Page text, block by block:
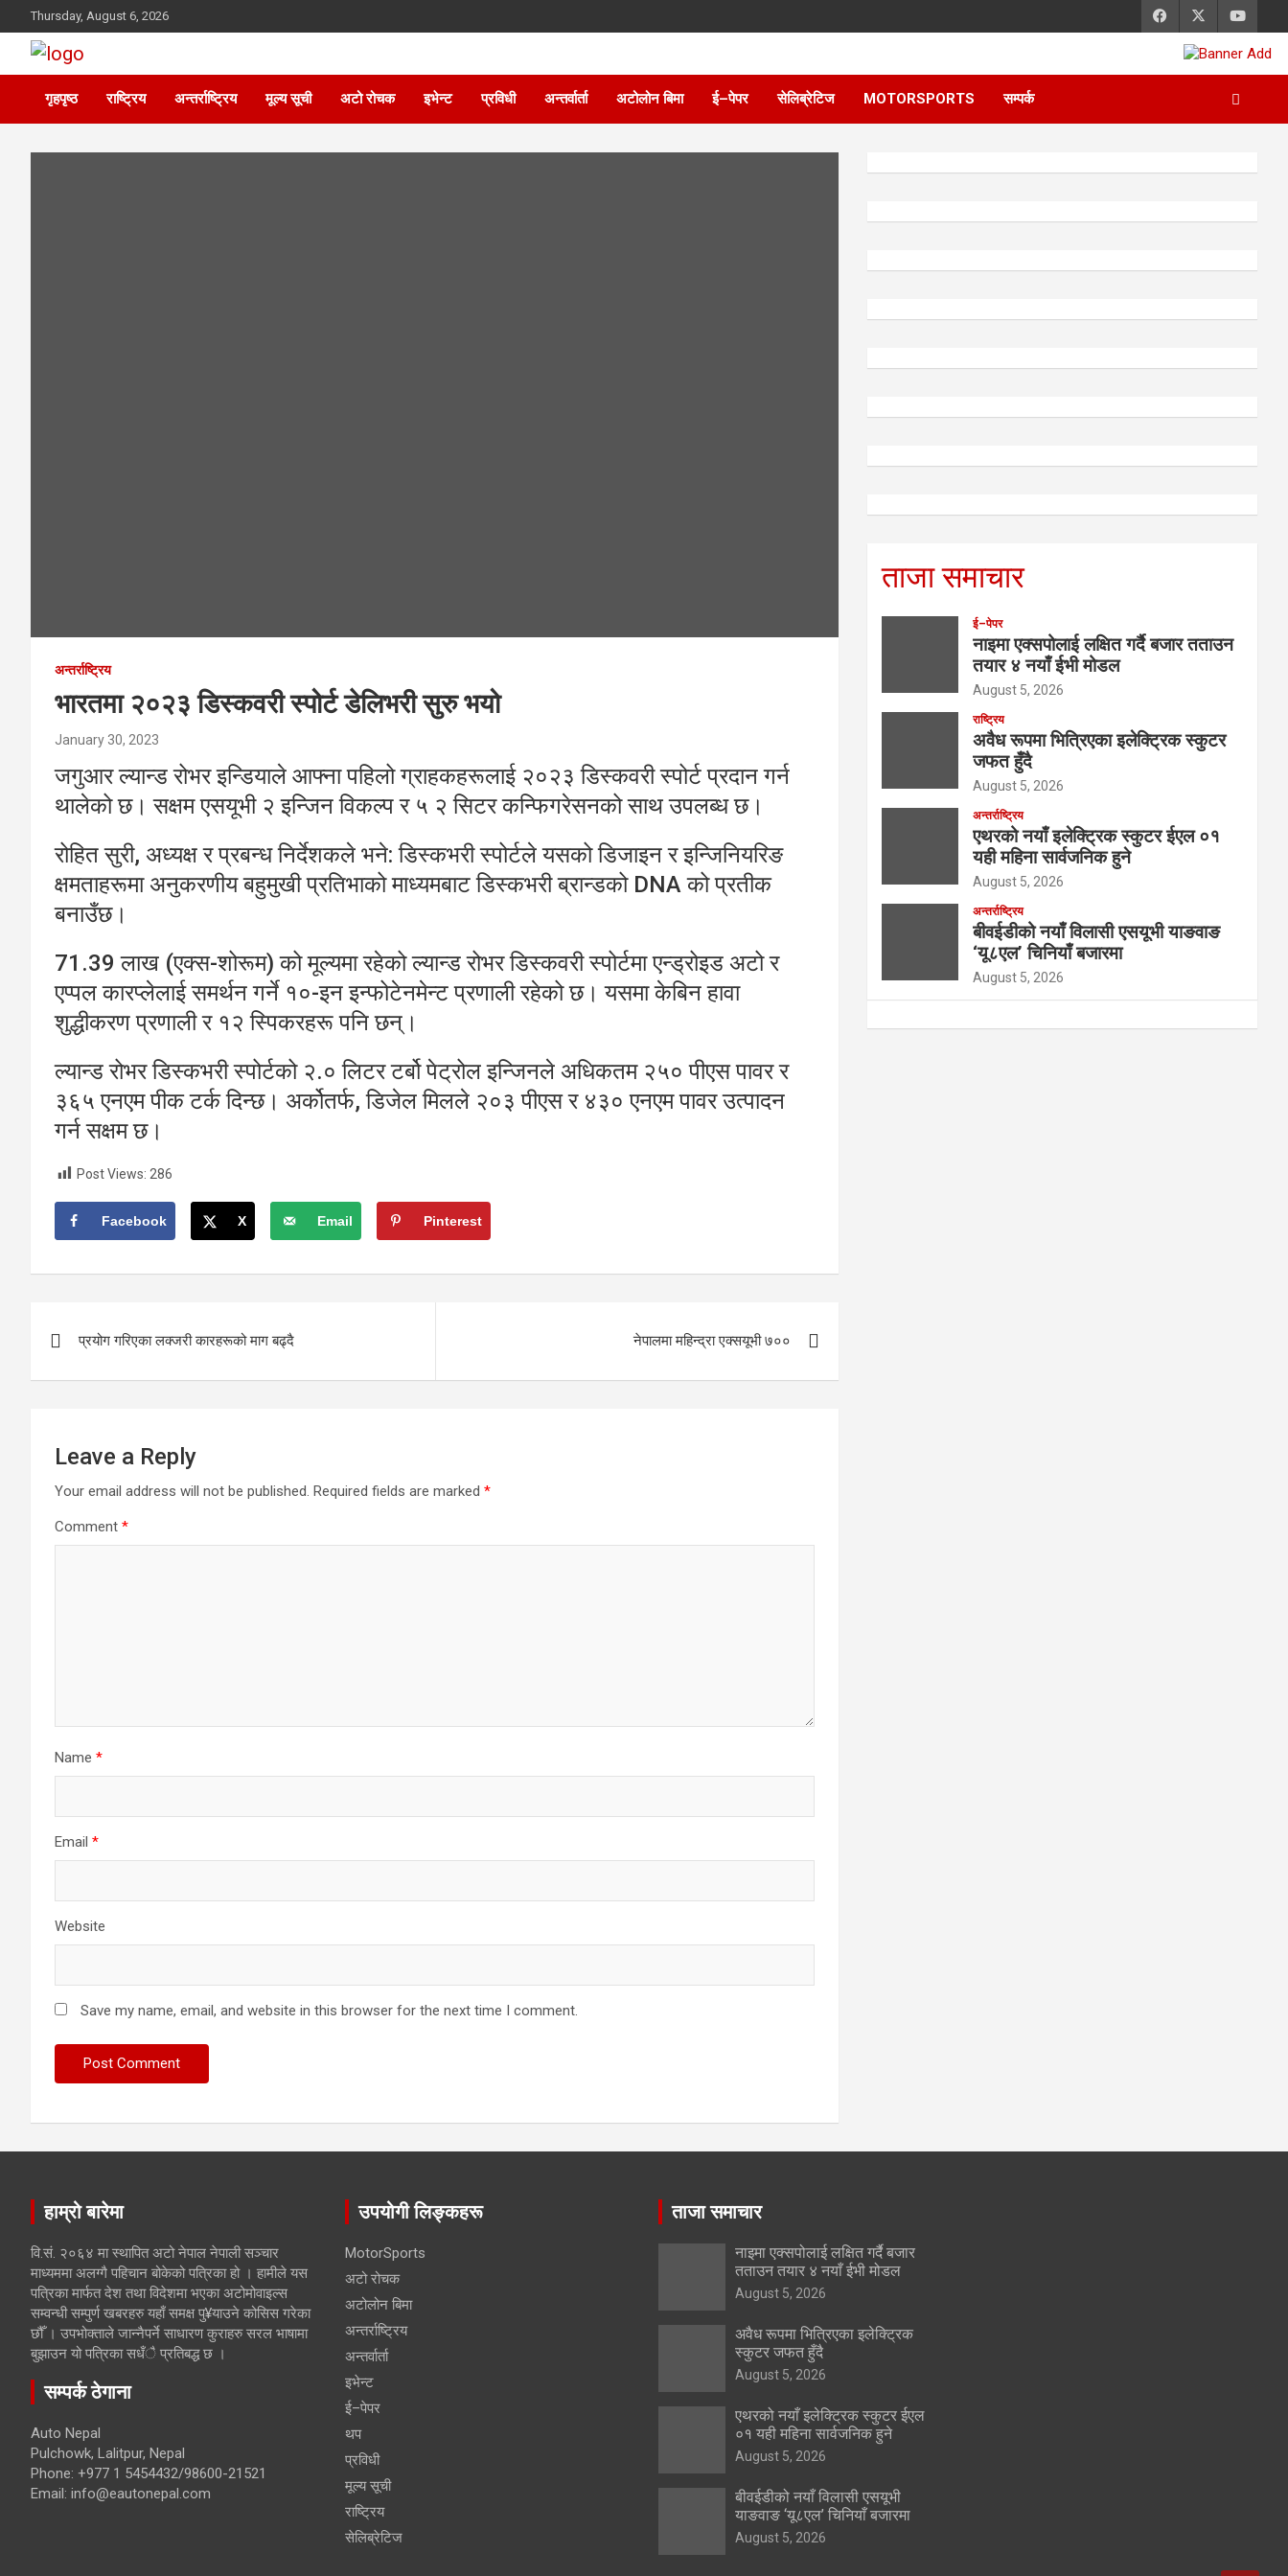
to
content
Thursday, August 6, 2026
गृहपृष्ठ राष्ट्रिय अन्तर्राष्ट्रिय मूल्य सूची अटो रोचक इभेन्ट प्रविधी अन्तर्वार्ता अटोलोन बिमा ई–पेपर सेलिब्रेटिज MOTORSPORTS सम्पर्क
अन्तर्राष्ट्रिय
भारतमा २०२३ डिस्कवरी स्पोर्ट डेलिभरी सुरु भयो
January 30, 2023
जगुआर ल्यान्ड रोभर इन्डियाले आफ्ना पहिलो ग्राहकहरूलाई २०२३ डिस्कवरी स्पोर्ट प्रदान गर्न
थालेको छ। सक्षम एसयूभी २ इन्जिन विकल्प र ५ २ सिटर कन्फिगरेसनको साथ उपलब्ध छ।
रोहित सुरी, अध्यक्ष र प्रबन्ध निर्देशकले भने: डिस्कभरी स्पोर्टले यसको डिजाइन र इन्जिनियरिङ
क्षमताहरूमा अनुकरणीय बहुमुखी प्रतिभाको माध्यमबाट डिस्कभरी ब्रान्डको DNA को प्रतीक
बनाउँछ।
71.39 लाख (एक्स-शोरूम) को मूल्यमा रहेको ल्यान्ड रोभर डिस्कवरी स्पोर्टमा एन्ड्रोइड अटो र
एप्पल कारप्लेलाई समर्थन गर्ने १०-इन इन्फोटेनमेन्ट प्रणाली रहेको छ। यसमा केबिन हावा
शुद्धीकरण प्रणाली र १२ स्पिकरहरू पनि छन्।
ल्यान्ड रोभर डिस्कभरी स्पोर्टको २.० लिटर टर्बो पेट्रोल इन्जिनले अधिकतम २५० पीएस पावर र
३६५ एनएम पीक टर्क दिन्छ। अर्कोतर्फ, डिजेल मिलले २०३ पीएस र ४३० एनएम पावर उत्पादन
गर्न सक्षम छ।
Post Views: 286
Facebook X Email Pinterest
navigation
प्रयोग गरिएका लक्जरी कारहरूको माग बढ्दै नेपालमा महिन्द्रा एक्सयूभी ७००
Leave a Reply
Your email address will not be published. Required fields are marked *
Comment *
Name *
Email *
Website
Save my name, email, and website in this browser for the next time I comment.
ताजा समाचार
ई–पेपर
नाइमा एक्सपोलाई लक्षित गर्दै बजार तताउन
तयार ४ नयाँ ईभी मोडल
August 5, 2026
राष्ट्रिय
अवैध रूपमा भित्रिएका इलेक्ट्रिक स्कुटर
जफत हुँदै
August 5, 2026
अन्तर्राष्ट्रिय
एथरको नयाँ इलेक्ट्रिक स्कुटर ईएल ०१
यही महिना सार्वजनिक हुने
August 5, 2026
अन्तर्राष्ट्रिय
बीवईडीको नयाँ विलासी एसयूभी याङवाङ
‘यू८एल’ चिनियाँ बजारमा
August 5, 2026
हाम्रो बारेमा
वि.सं. २०६४ मा स्थापित अटो नेपाल नेपाली सञ्चार
माध्यममा अलग्गै पहिचान बोकेको पत्रिका हो । हामीले यस
पत्रिका मार्फत देश तथा विदेशमा भएका अटोमोवाइल्स
सम्वन्धी सम्पुर्ण खबरहरु यहाँ समक्ष पु¥याउने कोसिस गरेका
छौँ । उपभोक्ताले जान्नैपर्ने साधारण कुराहरु सरल भाषामा
बुझाउन यो पत्रिका सधँै प्रतिबद्ध छ ।
सम्पर्क ठेगाना
Auto Nepal
Pulchowk, Lalitpur, Nepal
Phone: +977 1 5454432/98600-21521
Email: info@eautonepal.com
उपयोगी लिङ्कहरू
MotorSports
अटो रोचक
अटोलोन बिमा
अन्तर्राष्ट्रिय
अन्तर्वार्ता
इभेन्ट
ई–पेपर
थप
प्रविधी
मूल्य सूची
राष्ट्रिय
सेलिब्रेटिज
ताजा समाचार
नाइमा एक्सपोलाई लक्षित गर्दै बजार
तताउन तयार ४ नयाँ ईभी मोडल
August 5, 2026
अवैध रूपमा भित्रिएका इलेक्ट्रिक
स्कुटर जफत हुँदै
August 5, 2026
एथरको नयाँ इलेक्ट्रिक स्कुटर ईएल
०१ यही महिना सार्वजनिक हुने
August 5, 2026
बीवईडीको नयाँ विलासी एसयूभी
याङवाङ ‘यू८एल’ चिनियाँ बजारमा
August 5, 2026